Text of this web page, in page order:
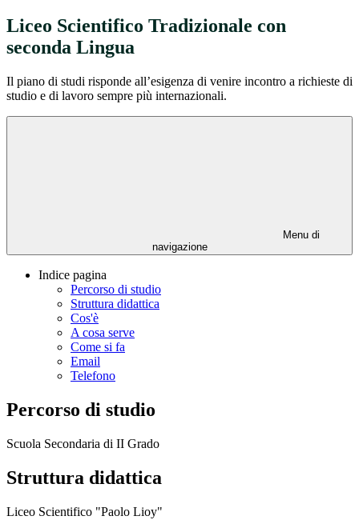
Liceo Scientifico Tradizionale con
seconda Lingua
Il piano di studi risponde all’esigenza di venire incontro a richieste di
studio e di lavoro sempre più internazionali.
Menu di
navigazione
Indice pagina
Percorso di studio
Struttura didattica
Cos'è
A cosa serve
Come si fa
Email
Telefono
Percorso di studio
Scuola Secondaria di II Grado
Struttura didattica
Liceo Scientifico "Paolo Lioy"